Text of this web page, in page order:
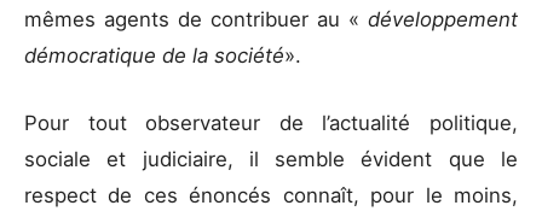
mêmes agents de contribuer au « développement
démocratique de la société».
Pour tout observateur de l’actualité politique,
sociale et judiciaire, il semble évident que le
respect de ces énoncés connaît, pour le moins,